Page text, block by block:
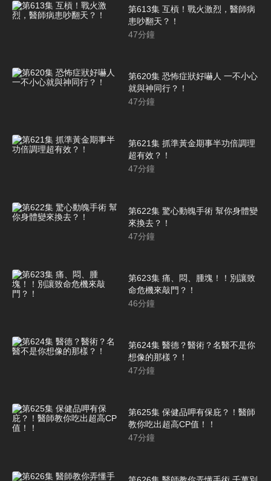
第613集 互槓！戰火激烈，醫師病
患吵翻天？！
47分鐘
第620集 恐怖症狀好嚇人 一不小心
就與神同行？！
47分鐘
第621集 抓準黃金期事半功倍調理
超有效？！
47分鐘
第622集 驚心動魄手術 幫你身體變
來換去？！
47分鐘
第623集 痛、悶、腫塊！！別讓致
命危機來敲門？！
46分鐘
第624集 醫德？醫術？名醫不是你
想像的那樣？！
47分鐘
第625集 保健品呷有保庇？！醫師
教你吃出超高CP值！！
47分鐘